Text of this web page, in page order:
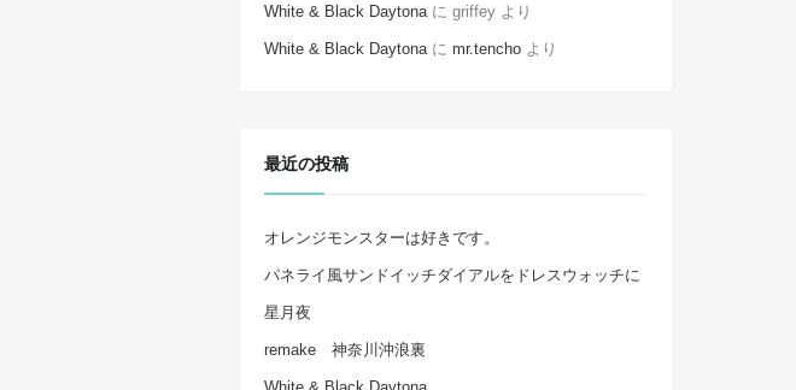
White & Black Daytona に griffey より
White & Black Daytona に mr.tencho より
最近の投稿
オレンジモンスターは好きです。
パネライ風サンドイッチダイアルをドレスウォッチに
星月夜
remake 神奈川沖浪裏